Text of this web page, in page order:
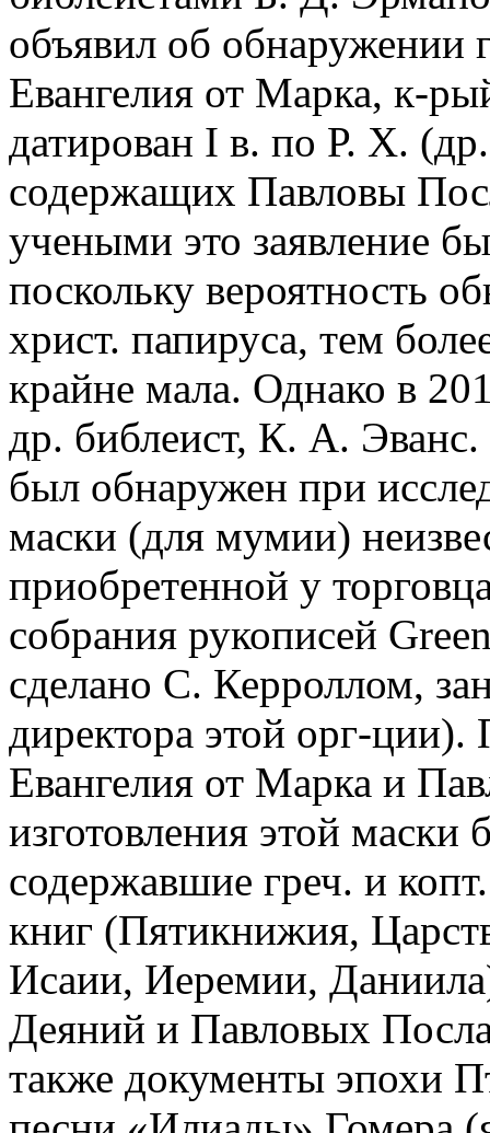
объявил об обнаружении
Евангелия от Марка, к-
датирован I в. по Р. Х.
содержащих Павловы
учеными это заявление
поскольку вероятность
христ. папируса, тем
крайне мала. Однако в
др. библеист, К. А. Эванс.
был обнаружен при
маски (для мумии)
приобретенной у
собрания рукописей
сделано С. Керроллом,
директора этой орг-
Евангелия от Марка и
изготовления этой
содержавшие греч. и
книг (Пятикнижия,
Исаии, Иеремии,
Деяний и Павловых
также документы эпохи